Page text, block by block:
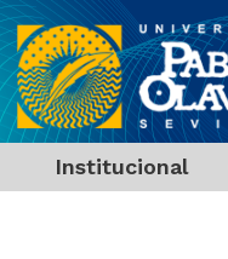
Institucional